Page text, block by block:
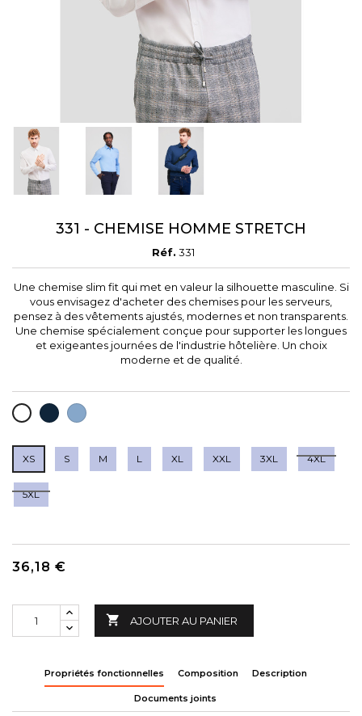
331 - CHEMISE HOMME STRETCH
Réf. 331
Une chemise slim fit qui met en valeur la silhouette masculine. Si
vous envisagez d'acheter des chemises pour les serveurs,
pensez à des vêtements ajustés, modernes et non transparents.
Une chemise spécialement conçue pour supporter les longues
et exigeantes journées de l'industrie hôtelière. Un choix
moderne et de qualité.
BLANCBLEU
MARINE
BLEU
CIEL
XS S M L XL XXL 3XL 4XL
5XL
36,18 €
 AJOUTER AU PANIER
Propriétés fonctionnelles Composition Description
Documents joints
Créer une liste d'envies
Annuler Connexion